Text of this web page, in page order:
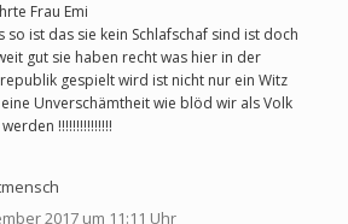
Frau Emi
so ist das sie kein Schlafschaf sind ist doch
gut sie haben recht was hier in der
gespielt wird ist nicht nur ein Witz
Unverschämtheit wie blöd wir als Volk
!!!!!!!!!!!!!!!
2017 um 11:11 Uhr